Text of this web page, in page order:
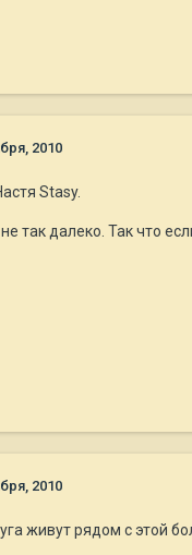
2010
Stasy.
так далеко. Так что
2010
живут рядом с этой